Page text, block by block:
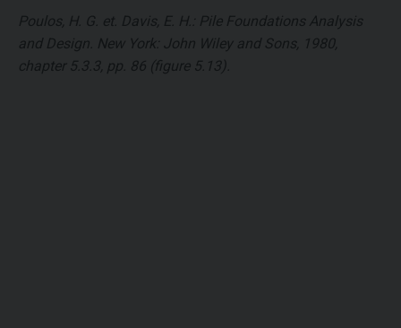
Poulos, H. G. et. Davis, E. H.: Pile Foundations Analysis
and Design. New York: John Wiley and Sons, 1980,
chapter 5.3.3, pp. 86 (figure 5.13).